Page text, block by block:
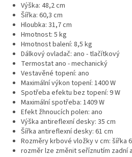
Výška: 48,2 cm
Šířka: 60,3 cm
Hloubka: 31,7 cm
Hmotnost: 5 kg
Hmotnost balení: 8,5 kg
Dálkový ovladač: ano - tlačítkový
Termostat ano - mechanický
Vestavěné topení: ano
Maximální výkon topení: 1400 W
Spotřeba efektu bez topení: 9 W
Maximální spotřeba: 1409 W
Efekt žhnoucích polen: ano
Výška antireflexní desky: 35 cm
Šířka antireflexní desky: 61 cm
Rozměry krbové vložky v cm: šířka
rozměr lze změnit seříznutím zadní